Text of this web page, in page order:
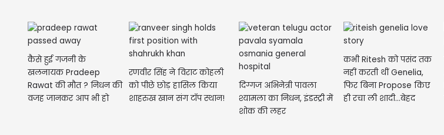
कैसे हुई गजनी के
खलनायक Pradeep
Rawat की मौत ? निधन की
वजह जानकर आप भी हो
रणवीर सिंह ने विराट कोहली
को पीछे छोड़ हासिल किया
शाहरुख खान संग टॉप स्थान!
दिग्गज अभिनेत्री पावला
श्यामला का निधन, इंडस्ट्री में
शोक की लहर
कभी Ritesh को पसंद तक
नहीं करती थीं Genelia,
फिर बिना Propose किए
ही रचा ली शादी...बेहद